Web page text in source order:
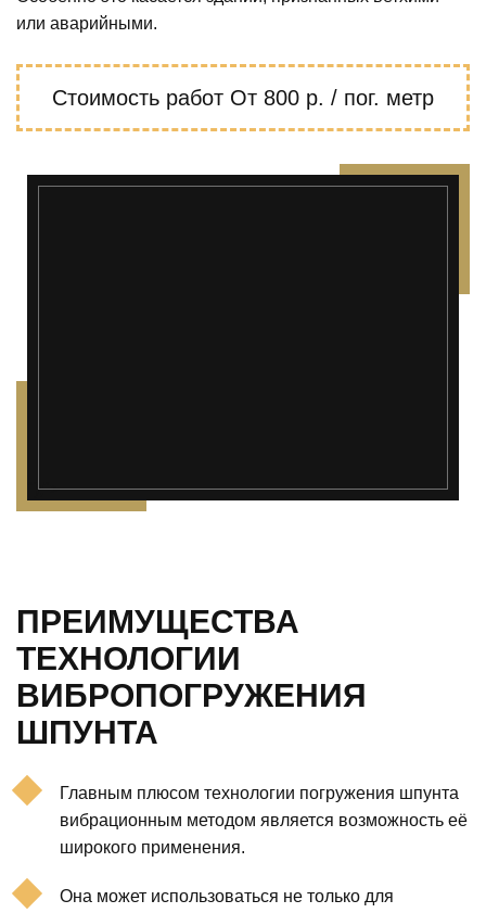
или аварийными.
Стоимость работ От 800 р. / пог. метр
");">
ПРЕИМУЩЕСТВА
ТЕХНОЛОГИИ
ВИБРОПОГРУЖЕНИЯ
ШПУНТА
Главным плюсом технологии погружения шпунта
вибрационным методом является возможность её
широкого применения.
Она может использоваться не только для